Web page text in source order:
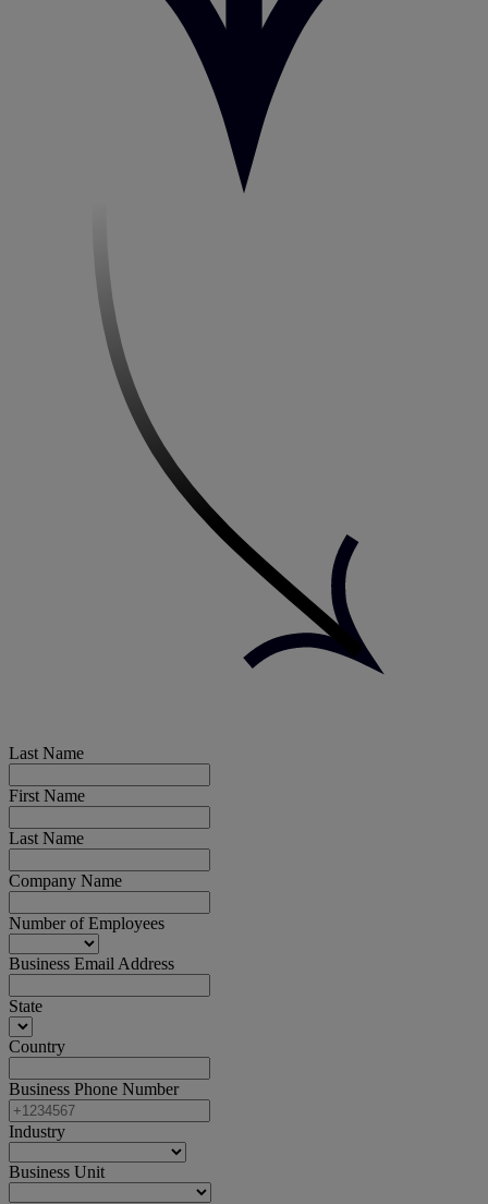
Last Name
First Name
Last Name
Company Name
Number of Employees
Business Email Address
State
Country
Business Phone Number
Industry
Business Unit